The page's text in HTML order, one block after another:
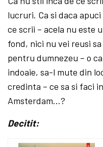
lucruri. Ca si daca
ce scrii – acela nu este
fond, nici nu vei reusi
pentru dumnezeu – o
indoaie, sa-l mute din
credinta – ce sa si faci
Amsterdam…?
Decitit: